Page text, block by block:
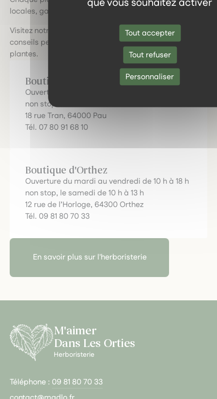
Tout accepter
Tout refuser
Personnaliser
locales, garantissant fraîcheur et efficacité.
Visitez notre boutique physique pour bénéficier de
conseils personnalisés et découvrir le pouvoir des
plantes.
Boutique de Pau
Ouverture du mardi au samedi de 10 h à 19 h
non stop !
18 rue Tran, 64000 Pau
Tél. 07 80 91 68 10
Boutique d'Orthez
Ouverture du mardi au vendredi de 10 h à 18 h
non stop, le samedi de 10 h à 13 h
12 rue de l’Horloge, 64300 Orthez
Tél. 09 81 80 70 33
En savoir plus sur l'herboristerie
M'aimer
Dans Les Orties
Herboristerie
Téléphone : 09 81 80 70 33